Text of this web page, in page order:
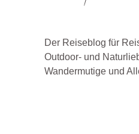
Der Reiseblog für
Outdoor- und
Wandermutige und